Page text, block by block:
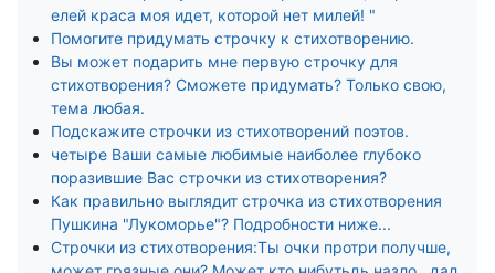
елей краса моя идет, которой нет милей! "
Помогите придумать строчку к стихотворению.
Вы может подарить мне первую строчку для
стихотворения? Сможете придумать? Только свою,
тема любая.
Подскажите строчки из стихотворений поэтов.
четыре Ваши самые любимые наиболее глубоко
поразившие Вас строчки из стихотворения?
Как правильно выглядит строчка из стихотворения
Пушкина "Лукоморье"? Подробности ниже...
Строчки из стихотворения:Ты очки протри получше,